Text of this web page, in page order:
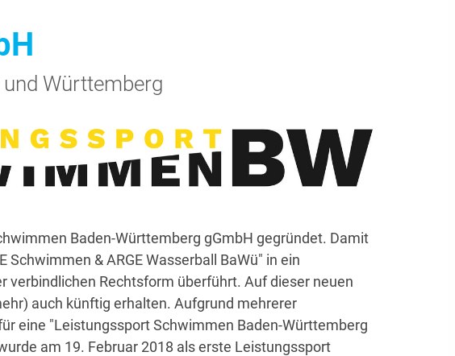
Württemberg
Baden-Württemberg gGmbH gegründet. Damit
& ARGE Wasserball BaWü" in ein
Rechtsform überführt. Auf dieser neuen
auch künftig erhalten. Aufgrund mehrerer
eine "Leistungssport Schwimmen Baden-Württemberg
am 19. Februar 2018 als erste Leistungssport